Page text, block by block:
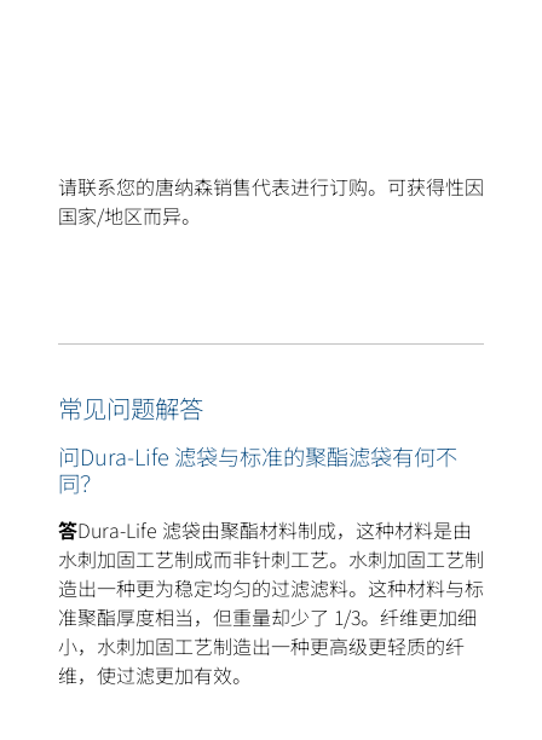
请联系您的唐纳森销售代表进行订购。可获得性因
国家/地区而异。
常见问题解答
问Dura-Life 滤袋与标准的聚酯滤袋有何不
同？
答Dura-Life 滤袋由聚酯材料制成，这种材料是由
水刺加固工艺制成而非针刺工艺。水刺加固工艺制
造出一种更为稳定均匀的过滤滤料。这种材料与标
准聚酯厚度相当，但重量却少了 1/3。纤维更加细
小，水刺加固工艺制造出一种更高级更轻质的纤
维，使过滤更加有效。